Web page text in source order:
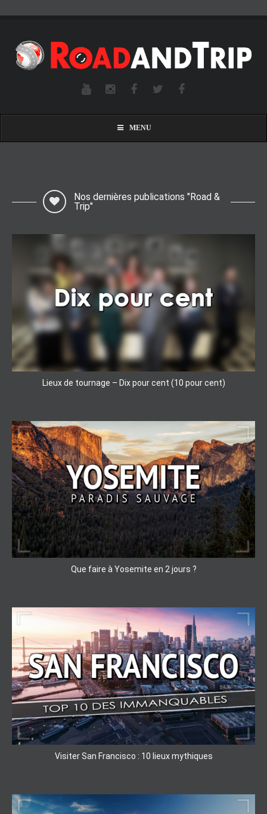
MENU
Nos dernières publications "Road &
Trip"
Lieux de tournage – Dix pour cent (10 pour cent)
Que faire à Yosemite en 2 jours ?
Visiter San Francisco : 10 lieux mythiques